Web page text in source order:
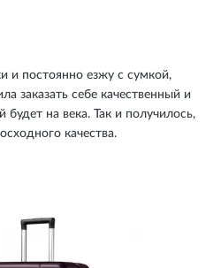
и постоянно езжу с сумкой,
заказать себе качественный и
на века. Так и получилось,
качества.